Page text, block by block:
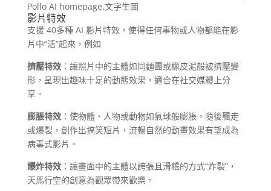
Pollo AI homepage,文字生圖
影片特效
支援 40多種 AI 影片特效，使得任何事物或人物都能在影
片中“活”起來，例如
擠壓特效：讓照片中的主體如同麵團或橡皮泥般被擠壓變
形，呈現出趣味十足的動態效果，適合在社交媒體上分
享。
膨脹特效：使物體、人物或動物如氣球般膨脹，隨後飄走
或爆裂，創作出搞笑短片，流暢自然的動畫效果有望成為
病毒式影片。
爆炸特效：讓畫面中的主體以誇張且滑稽的方式“炸裂”，
天馬行空的創意為觀眾帶來歡樂。